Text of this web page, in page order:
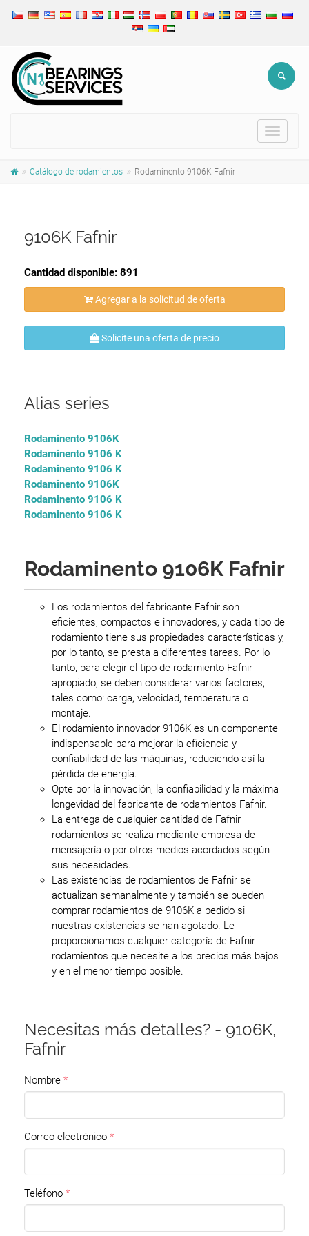
Toggle
Catálogo de rodamientos Rodaminento 9106K Fafnir
9106K Fafnir
Cantidad disponible: 891
Agregar a la solicitud de oferta
Solicite una oferta de precio
Alias series
Rodaminento 9106K
Rodaminento 9106 K
Rodaminento 9106 K
Rodaminento 9106K
Rodaminento 9106 K
Rodaminento 9106 K
Rodaminento 9106K Fafnir
Los rodamientos del fabricante Fafnir son
eficientes, compactos e innovadores, y cada tipo de
rodamiento tiene sus propiedades características y,
por lo tanto, se presta a diferentes tareas. Por lo
tanto, para elegir el tipo de rodamiento Fafnir
apropiado, se deben considerar varios factores,
tales como: carga, velocidad, temperatura o
montaje.
El rodamiento innovador 9106K es un componente
indispensable para mejorar la eficiencia y
confiabilidad de las máquinas, reduciendo así la
pérdida de energía.
Opte por la innovación, la confiabilidad y la máxima
longevidad del fabricante de rodamientos Fafnir.
La entrega de cualquier cantidad de Fafnir
rodamientos se realiza mediante empresa de
mensajería o por otros medios acordados según
sus necesidades.
Las existencias de rodamientos de Fafnir se
actualizan semanalmente y también se pueden
comprar rodamientos de 9106K a pedido si
nuestras existencias se han agotado. Le
proporcionamos cualquier categoría de Fafnir
rodamientos que necesite a los precios más bajos
y en el menor tiempo posible.
Necesitas más detalles? - 9106K,
Fafnir
Nombre
Correo electrónico
Teléfono